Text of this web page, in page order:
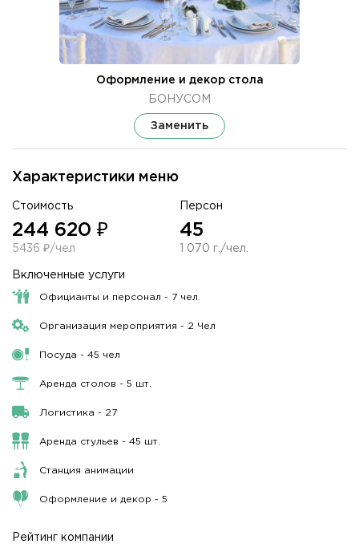
Характеристики меню
Стоимость
244 620 ₽
5436 ₽/чел
Персон
45
1 070 г./чел.
Включенные услуги
Официанты и персонал - 7 чел.
Организация мероприятия - 2 Чел
Посуда - 45 чел
Аренда столов - 5 шт.
Логистика - 27
Аренда стульев - 45 шт.
Станция анимации
Оформление и декор - 5
Рейтинг компании
Оформление и декор стола
БОНУСОМ
Заменить